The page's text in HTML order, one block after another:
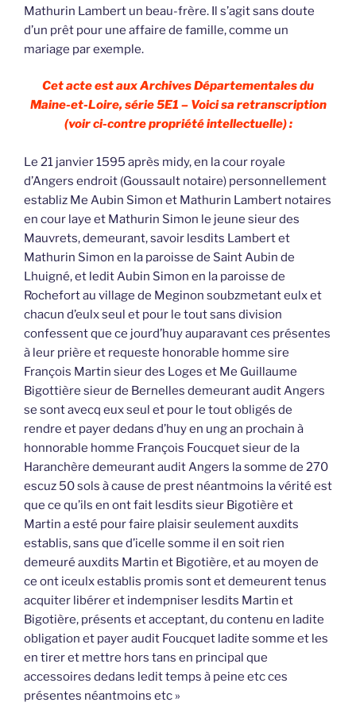
Mathurin Lambert un beau-frère. Il s’agit sans doute
d’un prêt pour une affaire de famille, comme un
mariage par exemple.
Cet acte est aux Archives Départementales du
Maine-et-Loire, série 5E1 – Voici sa retranscription
(voir ci-contre propriété intellectuelle) :
Le 21 janvier 1595 après midy, en la cour royale
d’Angers endroit (Goussault notaire) personnellement
establiz Me Aubin Simon et Mathurin Lambert notaires
en cour laye et Mathurin Simon le jeune sieur des
Mauvrets, demeurant, savoir lesdits Lambert et
Mathurin Simon en la paroisse de Saint Aubin de
Lhuigné, et ledit Aubin Simon en la paroisse de
Rochefort au village de Meginon soubzmetant eulx et
chacun d’eulx seul et pour le tout sans division
confessent que ce jourd’huy auparavant ces présentes
à leur prière et requeste honorable homme sire
François Martin sieur des Loges et Me Guillaume
Bigottière sieur de Bernelles demeurant audit Angers
se sont avecq eux seul et pour le tout obligés de
rendre et payer dedans d’huy en ung an prochain à
honnorable homme François Foucquet sieur de la
Haranchère demeurant audit Angers la somme de 270
escuz 50 sols à cause de prest néantmoins la vérité est
que ce qu’ils en ont fait lesdits sieur Bigotière et
Martin a esté pour faire plaisir seulement auxdits
establis, sans que d’icelle somme il en soit rien
demeuré auxdits Martin et Bigotière, et au moyen de
ce ont iceulx establis promis sont et demeurent tenus
acquiter libérer et indempniser lesdits Martin et
Bigotière, présents et acceptant, du contenu en ladite
obligation et payer audit Foucquet ladite somme et les
en tirer et mettre hors tans en principal que
accessoires dedans ledit temps à peine etc ces
présentes néantmoins etc »